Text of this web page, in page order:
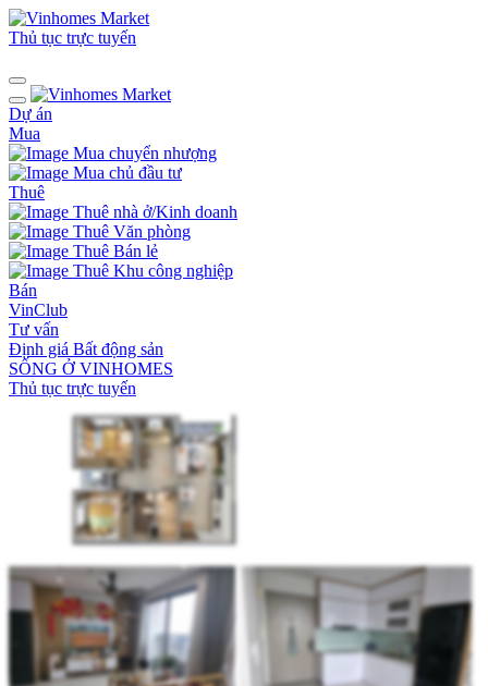
Thủ tục trực tuyến
Dự án
Mua
Mua chuyển nhượng
Mua chủ đầu tư
Thuê
Thuê nhà ở/Kinh doanh
Thuê Văn phòng
Thuê Bán lẻ
Thuê Khu công nghiệp
Bán
VinClub
Tư vấn
Định giá Bất động sản
SỐNG Ở VINHOMES
Thủ tục trực tuyến